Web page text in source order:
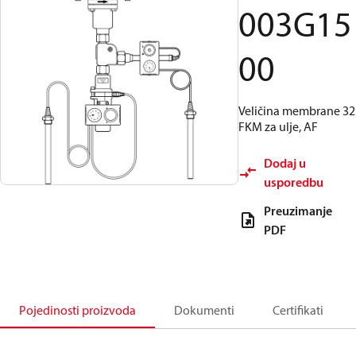
003G15
00
Veličina membrane 32
FKM za ulje, AF
Dodaj u
usporedbu
Preuzimanje
PDF
Pojedinosti proizvoda Dokumenti Certifikati